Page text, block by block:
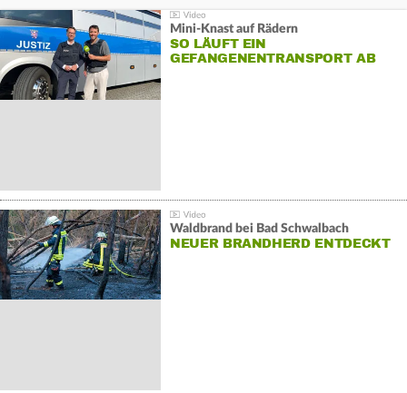
Mini-Knast auf Rädern
SO LÄUFT EIN
GEFANGENENTRANSPORT AB
Waldbrand bei Bad Schwalbach
NEUER BRANDHERD ENTDECKT